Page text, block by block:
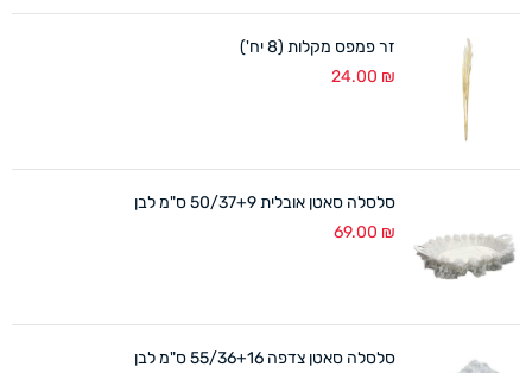
זר פמפס מקלות (8 יח')
24.00 ₪
סלסלה סאטן אובלית 50/37+9 ס"מ לבן
69.00 ₪
סלסלה סאטן צדפה 55/36+16 ס"מ לבן